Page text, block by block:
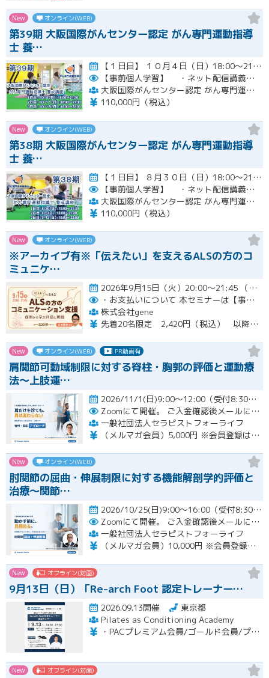
New オンライン(WEB)
第39期 大阪国際がんセンター認定 がん専門運動指導
士 養…
【１日目】 １０月４日（日）18:00～21:30 ［ 集合学習の内容 ］ ① 開講式 ② カウンセリングの実…開催
【事前個人学習】
・ネット配信講義の動画ＵＲＬをお知らせします。
大阪国際がんセンター認定 がん専門運動指導士 事務局
110,000円（税込）
New オンライン(WEB)
第38期 大阪国際がんセンター認定 がん専門運動指導
士 養…
【１日目】 ８月３０日（日）18:00～21:30 ［ 集合学習の内容 ］ ① 開講式 ② カウンセリングの実…開催
【事前個人学習】
・ネット配信講義の動画ＵＲＬをお知らせします。
大阪国際がんセンター認定 がん専門運動指導士 事務局
110,000円（税込）
New オンライン(WEB)
※アーカイブ有※「伝えたい」を支えるALSの方のコ
ミュニケ…
2026年9月15日（火）20:00～21:45 （受付開始時間 19:45）開催
・お支払いについて 本セミナーは【事前支払い（クレジットカード・銀行振込）】です。
株式会社gene
先着20名限定 2,420円（税込） 以降3,000円（税込） ※お支払い方法：クレジットカード・銀行振込 【キャンセルについて】 決済後はいかなる理由でも返金はいたしませんのでご了承ください。 受講料をお支払いいただいた方には、後日アーカイブの視聴URLをお送りいたします。
New オンライン(WEB) PR動画有
肩関節可動域制限に対する脊柱・胸郭の評価と運動療
法〜上肢運…
2026/11/1(日)9:00～12:00（受付8:30～）開催
Zoomにて開催。
ご入金確認後メールにてURLをお知らせいたします。
一般社団法人セラピストフォーライフ
（メルマガ会員）5,000円 ※会員登録はホームページより無料で行って頂けます。 会員限定特典あり！
New オンライン(WEB)
肘関節の屈曲・伸展制限に対する機能解剖学的評価と
治療～関節…
2026/10/25(日)9:00～16:00（受付8:30～） （※途中、１時間のお昼休憩あり）開催
Zoomにて開催。
ご入金確認後メールにてURLをお知らせいたします。
一般社団法人セラピストフォーライフ
（メルマガ会員）10,000円 ※会員登録はホームページより無料で行って頂けます。 会員限定特典あり！
New オフライン(対面)
9月13日（日）「Re-arch Foot 認定トレーナー…
2026.09.13開催
東京都
Pilates as Conditioning Academy
・PACプレミアム会員/ゴールド会員/プラチナ会員：9,900円（税込） ・PACスタンダード会員：13,200円（税込） ・フリー会員：16,500円（税込）
New オフライン(対面)